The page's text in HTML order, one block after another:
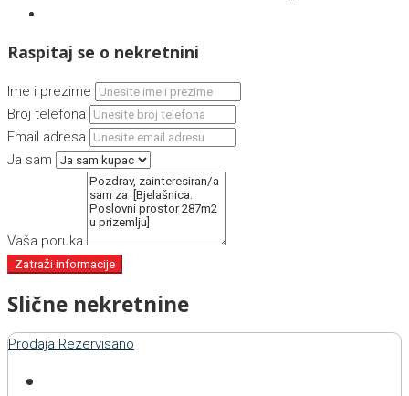
Raspitaj se o nekretnini
Ime i prezime
Broj telefona
Email adresa
Ja sam
Vaša poruka
Zatraži informacije
Slične nekretnine
Prodaja Rezervisano